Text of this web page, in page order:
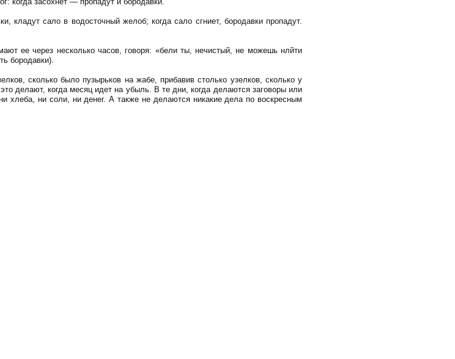
кладут сало в водосточный желоб; когда сало сгниет, бородавки пропадут.
ее через несколько часов, говоря: «бели ты, нечистый, не можешь нлйти
бородавки).
сколько было пузырьков на жабе, прибавив столько узелков, сколько у
делают, когда месяц идет на убыль. В те дни, когда делаются заговоры или
хлеба, ни соли, ни денег. А также не делаются никакие дела по воскресным